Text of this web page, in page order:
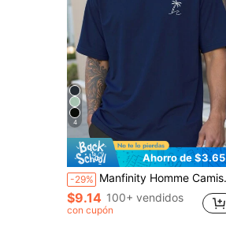
4
Ahorro de $3.65
-29% Manfinity Homme Camiseta casual de manga corta con cuello redondo y estampado para hombres de tallas grandes
$9.14 100+ vendidos
con cupón